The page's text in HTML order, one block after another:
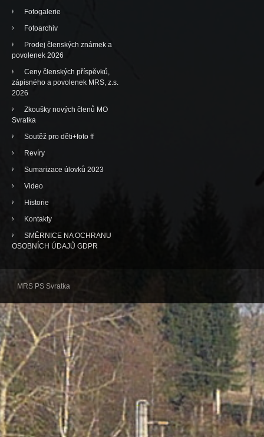
Fotogalerie
Fotoarchiv
Prodej členských známek a
povolenek 2026
Ceny členských příspěvků,
zápisného a povolenek MRS, z.s.
2026
Zkoušky nových členů MO
Svratka
Soutěž pro děti+foto ff
Revíry
Sumarizace úlovků 2023
Video
Historie
Kontakty
SMĚRNICE NA OCHRANU
OSOBNÍCH ÚDAJŮ GDPR
MRS PS Svratka